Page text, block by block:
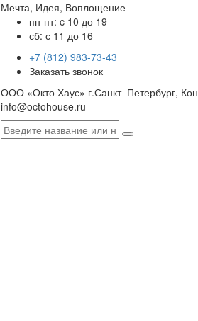
Мечта, Идея, Воплощение
пн-пт: c 10 до 19
сб: с 11 до 16
+7 (812) 983-73-43
Заказать звонок
ООО «Окто Хаус» г.Санкт–Петербург,
info@octohouse.ru